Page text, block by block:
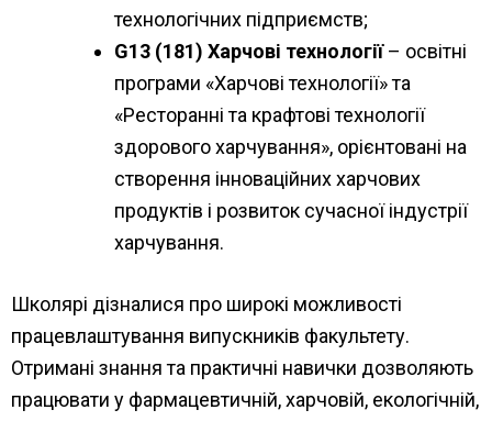
технологічних підприємств;
G13 (181) Харчові технології– освітні
програми «Харчові технології» та
«Ресторанні та крафтові технології
здорового харчування», орієнтовані на
створення інноваційних харчових
продуктів і розвиток сучасної індустрії
харчування.
Школярі дізналися про широкі можливості
працевлаштування випускників факультету.
Отримані знання та практичні навички дозволяють
працювати у фармацевтичній, харчовій, екологічній,